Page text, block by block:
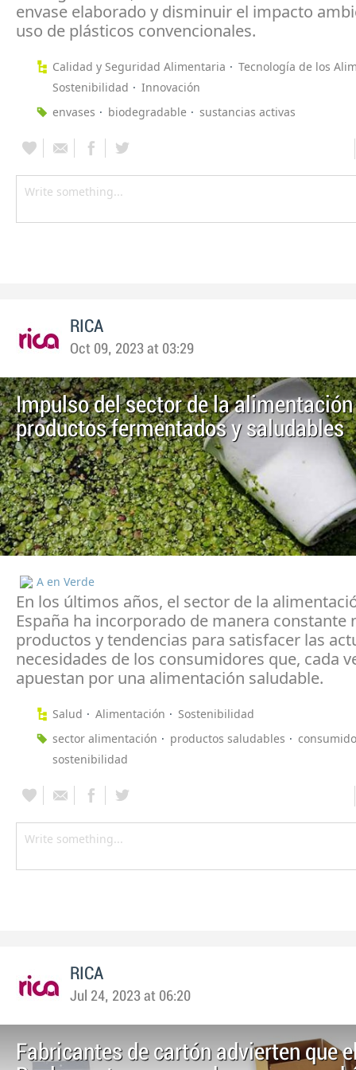
envase elaborado y disminuir el impacto
uso de plásticos convencionales.
Calidad y Seguridad Alimentaria
Tecnología de los
Sostenibilidad
Innovación
envases
biodegradable sustancias activas
RICA
Oct 09, 2023 at 03:29
Impulso del sector de la
productos fermentados y saludables
A en Verde
En los últimos años, el sector de la
España ha incorporado de manera constante
productos y tendencias para satisfacer las
necesidades de los consumidores que, cada
apuestan por una alimentación saludable.
Salud Alimentación
Sostenibilidad
sector alimentación
productos saludables
sostenibilidad
RICA
Jul 24, 2023 at 06:20
Fabricantes de cartón advierten que